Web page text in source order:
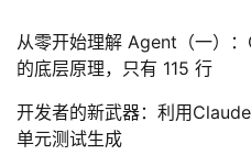
从零开始理解 Agent（一）
的底层原理，只有 115 行
开发者的新武器：利用
单元测试生成